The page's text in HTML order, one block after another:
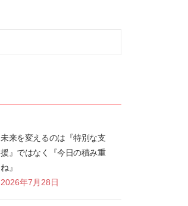
未来を変えるのは『特別な支
援』ではなく『今日の積み重
ね』
2026年7月28日